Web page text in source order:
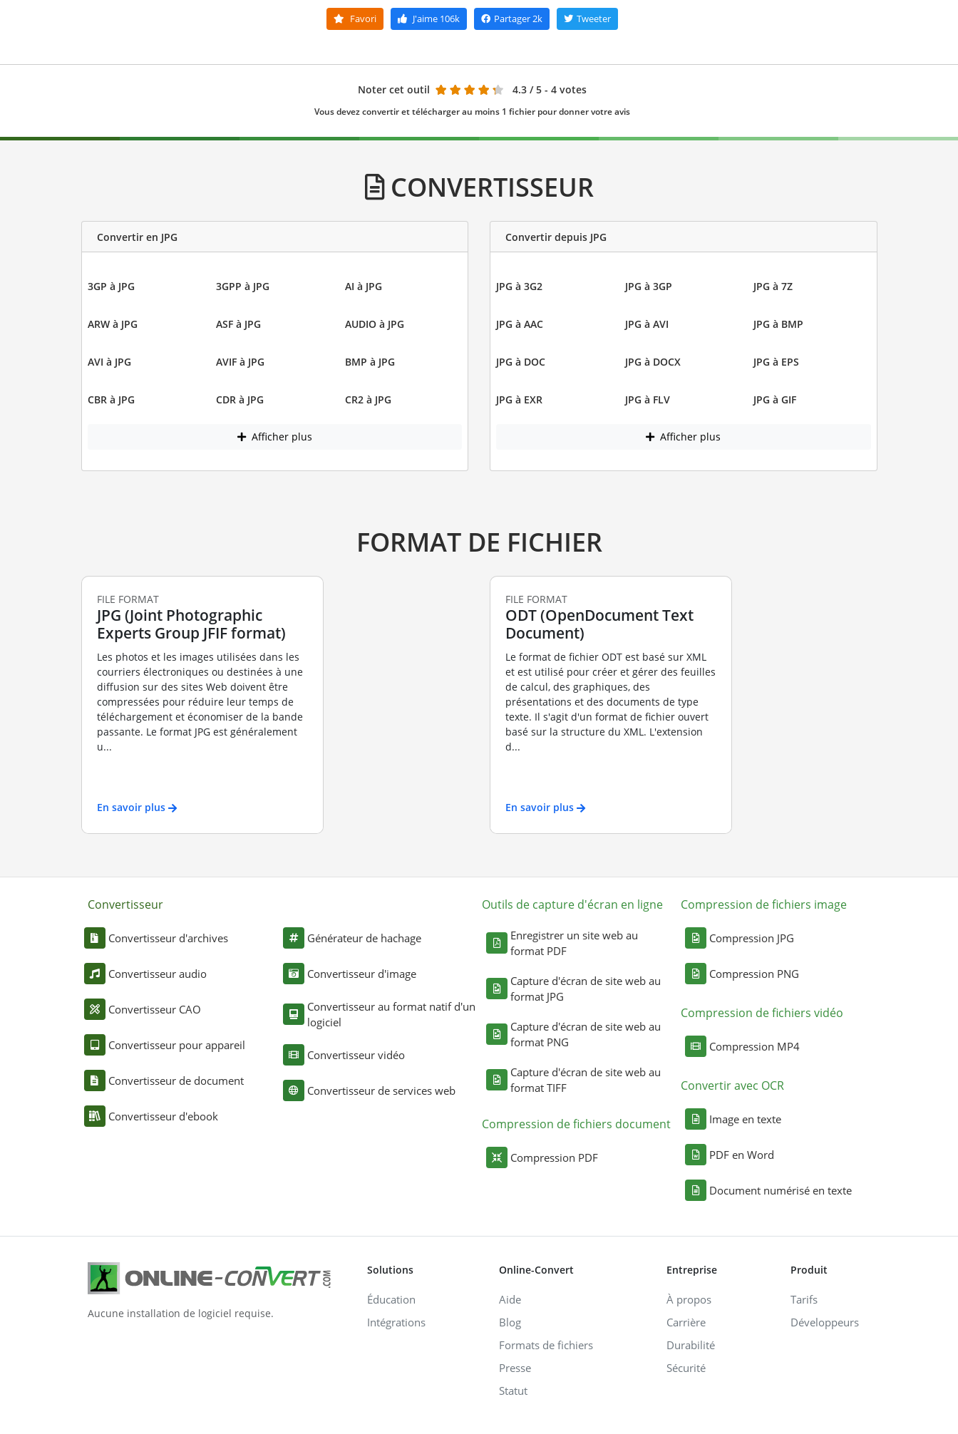
Favori J'aime106k Partager2k Tweeter
Noter cet outil 4.3 / 5 - 4 votes
Vous devez convertir et télécharger au moins 1 fichier pour donner votre avis
CONVERTISSEUR
Convertir en JPG
3GP à JPG 3GPP à JPG AI à JPG
ARW à JPG ASF à JPG AUDIO à JPG
AVI à JPG AVIF à JPG BMP à JPG
CBR à JPG CDR à JPG CR2 à JPG
Afficher plus
Convertir depuis JPG
JPG à 3G2 JPG à 3GP JPG à 7Z
JPG à AAC JPG à AVI JPG à BMP
JPG à DOC JPG à DOCX JPG à EPS
JPG à EXR JPG à FLV JPG à GIF
Afficher plus
FORMAT DE FICHIER
FILE FORMAT
JPG (Joint Photographic
Experts Group JFIF format)
Les photos et les images utilisées dans les
courriers électroniques ou destinées à une
diffusion sur des sites Web doivent être
compressées pour réduire leur temps de
téléchargement et économiser de la bande
passante. Le format JPG est généralement
u...
En savoir plus
FILE FORMAT
ODT (OpenDocument Text
Document)
Le format de fichier ODT est basé sur XML
et est utilisé pour créer et gérer des feuilles
de calcul, des graphiques, des
présentations et des documents de type
texte. Il s'agit d'un format de fichier ouvert
basé sur la structure du XML. L'extension
d...
En savoir plus
Convertisseur
Convertisseur d'archives
Convertisseur audio
Convertisseur CAO
Convertisseur pour appareil
Convertisseur de document
Convertisseur d'ebook
Générateur de hachage
Convertisseur d'image
Convertisseur au format natif d'un
logiciel
Convertisseur vidéo
Convertisseur de services web
Outils de capture d'écran en ligne
Enregistrer un site web au
format PDF
Capture d'écran de site web au
format JPG
Capture d'écran de site web au
format PNG
Capture d'écran de site web au
format TIFF
Compression de fichiers document
Compression PDF
Compression de fichiers image
Compression JPG
Compression PNG
Compression de fichiers vidéo
Compression MP4
Convertir avec OCR
Image en texte
PDF en Word
Document numérisé en texte
Aucune installation de logiciel requise.
Solutions
Éducation
Intégrations
Online-Convert
Aide
Blog
Formats de fichiers
Presse
Statut
Entreprise
À propos
Carrière
Durabilité
Sécurité
Produit
Tarifs
Développeurs